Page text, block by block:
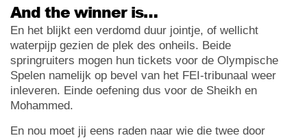
And the winner is…
En het blijkt een verdomd duur jointje, of wellicht
waterpijp gezien de plek des onheils. Beide
springruiters mogen hun tickets voor de Olympische
Spelen namelijk op bevel van het FEI-tribunaal weer
inleveren. Einde oefening dus voor de Sheikh en
Mohammed.
En nou moet jij eens raden naar wie die twee door